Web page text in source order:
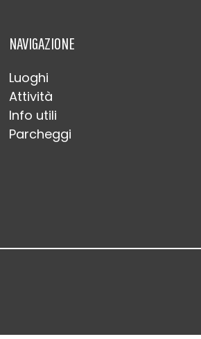
NAVIGAZIONE
Luoghi
Attività
Info utili
Parcheggi